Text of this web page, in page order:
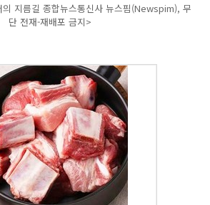
지름길 종합뉴스통신사 뉴스핌(Newspim), 무
단 전재-재배포 금지>